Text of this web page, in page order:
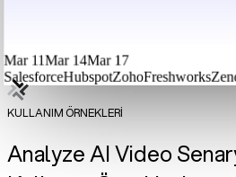
Mar 11Mar 14Mar 17
SalesforceHubspotZohoFreshworks
KULLANIM ÖRNEKLERİ
Analyze AI Video